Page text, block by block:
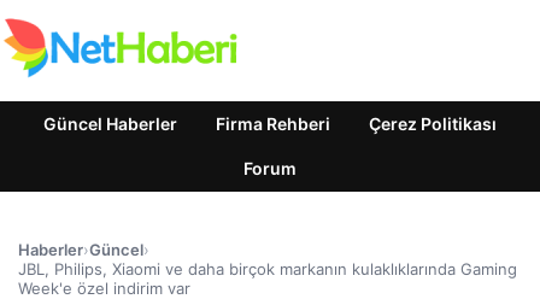
Güncel Haberler Firma Rehberi Çerez Politikası
Forum
Haberler›Güncel›
JBL, Philips, Xiaomi ve daha birçok markanın kulaklıklarında Gaming
Week'e özel indirim var